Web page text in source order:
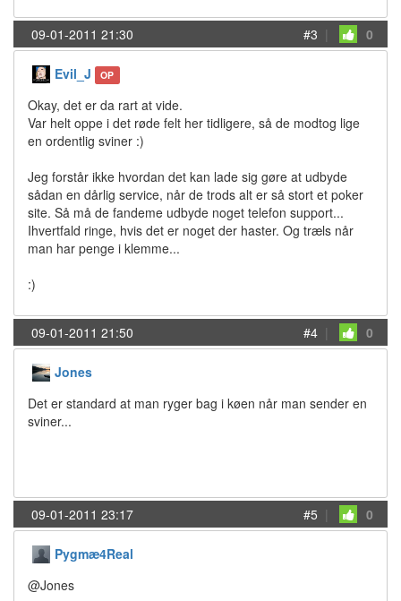
09-01-2011 21:30 #3 | 0
Evil_J OP
Okay, det er da rart at vide.
Var helt oppe i det røde felt her tidligere, så de modtog lige
en ordentlig sviner :)
Jeg forstår ikke hvordan det kan lade sig gøre at udbyde
sådan en dårlig service, når de trods alt er så stort et poker
site. Så må de fandeme udbyde noget telefon support...
Ihvertfald ringe, hvis det er noget der haster. Og træls når
man har penge i klemme...
:)
09-01-2011 21:50 #4 | 0
Jones
Det er standard at man ryger bag i køen når man sender en
sviner...
09-01-2011 23:17 #5 | 0
Pygmæ4Real
@Jones